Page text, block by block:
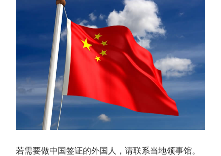
若需要做中国签证的外国人，请联系当地领事馆。